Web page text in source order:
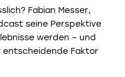
Fabian Messer,
seine Perspektive
werden – und
Faktor